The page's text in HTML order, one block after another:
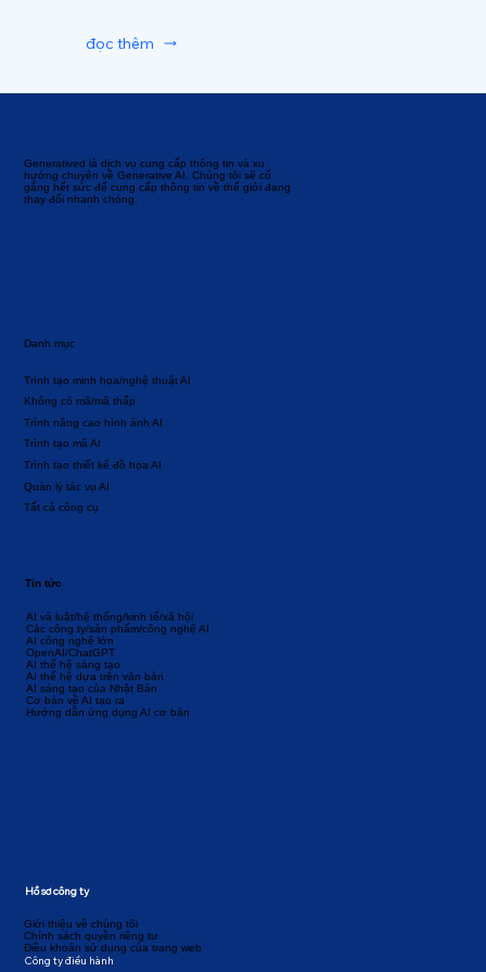
Generatived là dịch vụ cung cấp thông tin và xu
hướng chuyên về Generative AI. Chúng tôi sẽ cố
gắng hết sức để cung cấp thông tin về thế giới đang
thay đổi nhanh chóng.
Danh mục
Tất cả công cụ
Quản lý tác vụ AI
Trình tạo thiết kế đồ họa AI
Không có mã/mã thấp
Trình tạo mã AI
Trình nâng cao hình ảnh AI
Trình tạo minh họa/nghệ thuật AI
AI và luật/hệ thống/kinh tế/xã hội
Các công ty/sản phẩm/công nghệ AI
AI công nghệ lớn
OpenAI/ChatGPT
AI thế hệ sáng tạo
AI thế hệ dựa trên văn bản
AI sáng tạo của Nhật Bản
Cơ bản về AI tạo ra
Hướng dẫn ứng dụng AI cơ bản
Tin tức
Giới thiệu về chúng tôi
Chính sách quyền riêng tư
Điều khoản sử dụng của trang web
Công ty điều hành
Hồ sơ công ty
đọc thêm